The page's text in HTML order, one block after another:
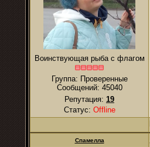
Воинствующая рыба с флагом
Группа: Проверенные
Сообщений: 45040
Репутация: 19
Статус: Offline
Спамелла